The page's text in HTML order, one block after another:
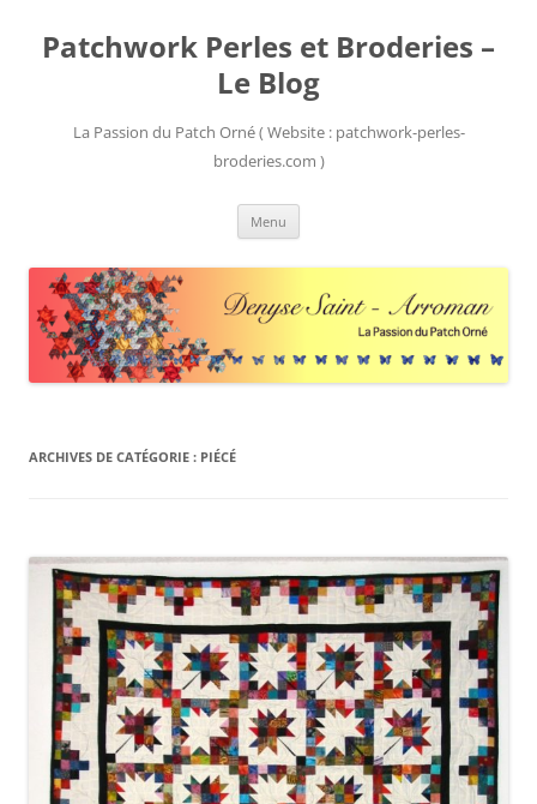
Patchwork Perles et Broderies –
Le Blog
La Passion du Patch Orné ( Website : patchwork-perles-
broderies.com )
Menu
ARCHIVES DE CATÉGORIE : PIÉCÉ